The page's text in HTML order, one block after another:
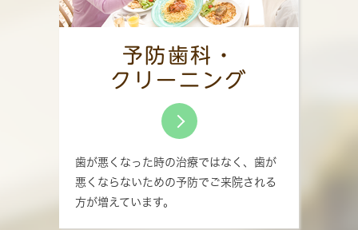
予防歯科・
クリーニング
歯が悪くなった時の治療ではなく、歯が
悪くならないための予防でご来院される
方が増えています。